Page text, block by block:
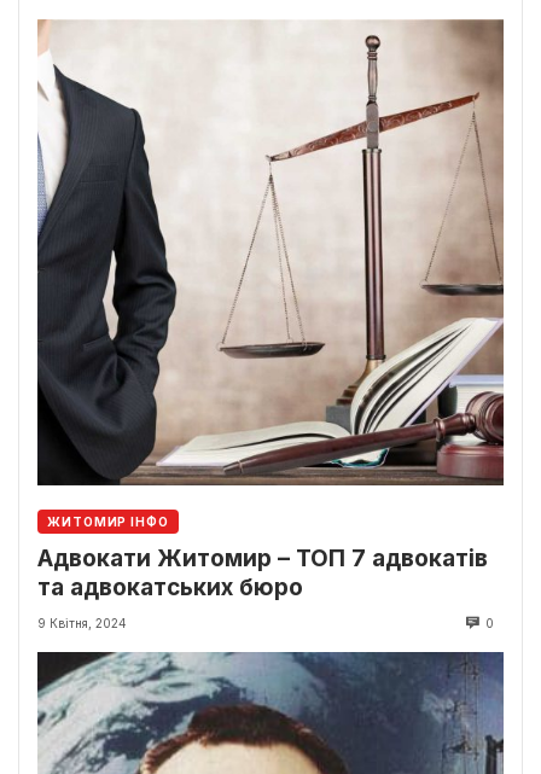
ЖИТОМИР ІНФО
Адвокати Житомир – ТОП 7 адвокатів
та адвокатських бюро
9 Квітня, 2024 0